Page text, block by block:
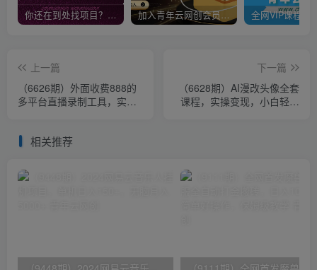
你还在到处找项目？还在当韭菜？我靠卖项目一个月收入5万+，曾经我也是个失败者。 加入青年云网创会员，全站资源免费学习。加入高级合伙人，推广日入1000+
上一篇
（6626期）外面收费888的
多平台直播录制工具，实时
下一篇
（6628期）AI漫改头像全套
课程，实操变现，小白轻轻
相关推荐